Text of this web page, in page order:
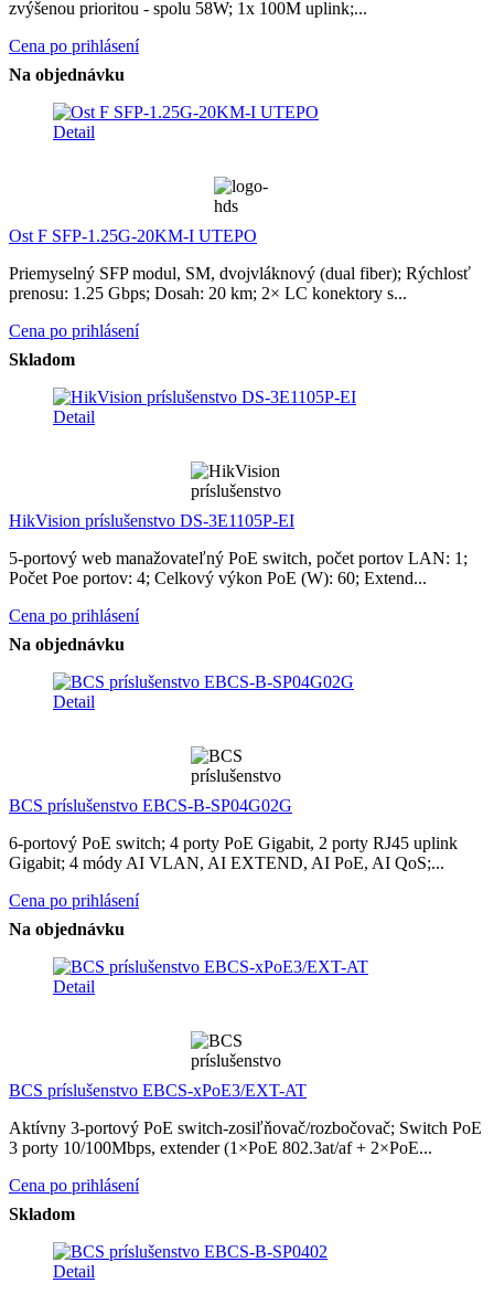
zvýšenou prioritou - spolu 58W; 1x 100M uplink;...
Cena po prihlásení
Na objednávku
Detail
Ost F SFP-1.25G-20KM-I UTEPO
Priemyselný SFP modul, SM, dvojvláknový (dual fiber); Rýchlosť
prenosu: 1.25 Gbps; Dosah: 20 km; 2× LC konektory s...
Cena po prihlásení
Skladom
Detail
HikVision príslušenstvo DS-3E1105P-EI
5-portový web manažovateľný PoE switch, počet portov LAN: 1;
Počet Poe portov: 4; Celkový výkon PoE (W): 60; Extend...
Cena po prihlásení
Na objednávku
Detail
BCS príslušenstvo EBCS-B-SP04G02G
6-portový PoE switch; 4 porty PoE Gigabit, 2 porty RJ45 uplink
Gigabit; 4 módy AI VLAN, AI EXTEND, AI PoE, AI QoS;...
Cena po prihlásení
Na objednávku
Detail
BCS príslušenstvo EBCS-xPoE3/EXT-AT
Aktívny 3-portový PoE switch-zosiľňovač/rozbočovač; Switch PoE
3 porty 10/100Mbps, extender (1×PoE 802.3at/af + 2×PoE...
Cena po prihlásení
Skladom
Detail